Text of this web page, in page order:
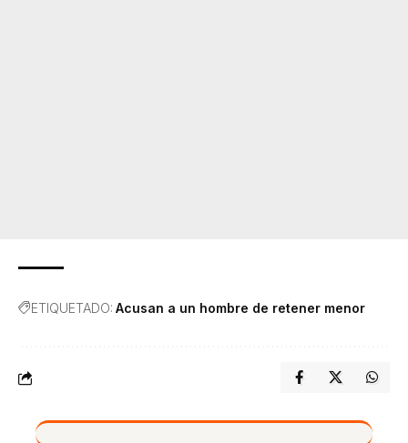
ETIQUETADO: Acusan a un hombre de retener menor